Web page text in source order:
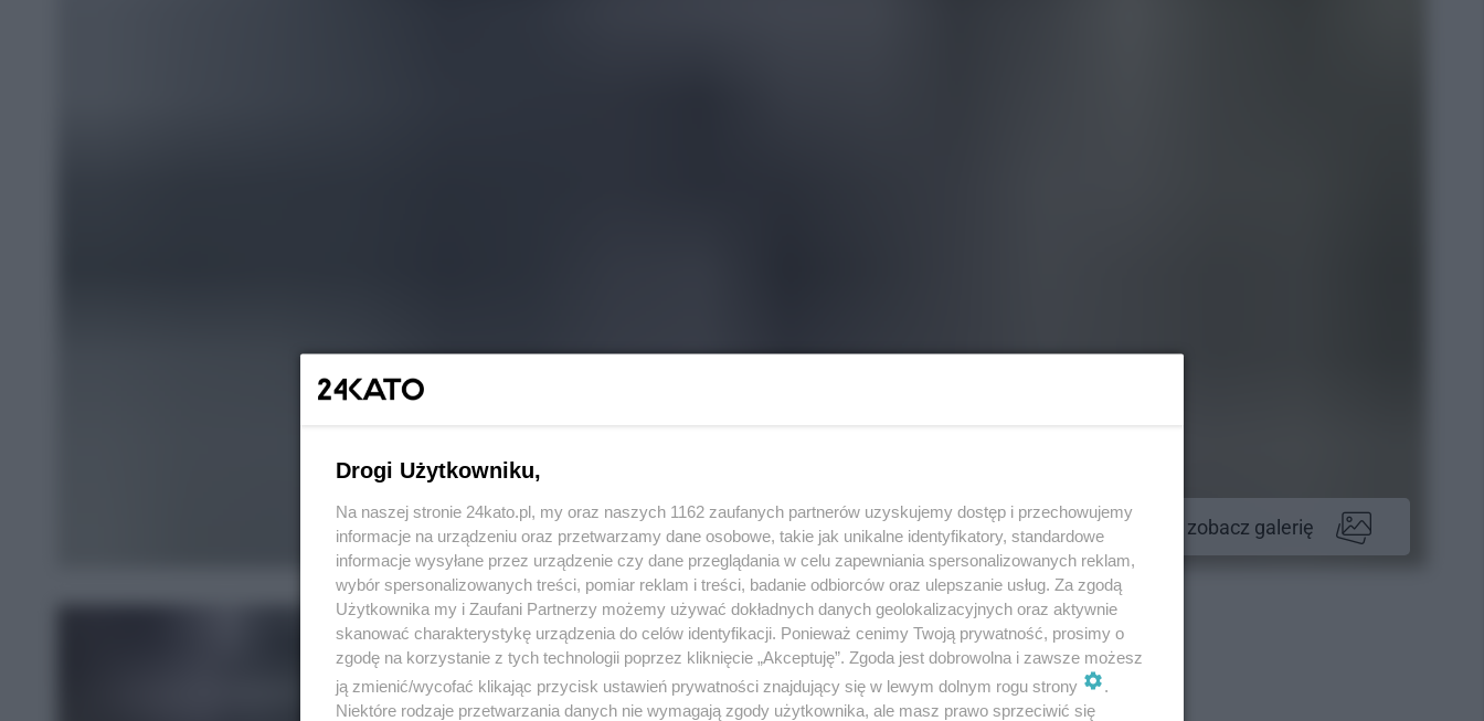
zobacz galerię
Drogi Użytkowniku,
Na naszej stronie 24kato.pl, my oraz naszych 1162 zaufanych partnerów uzyskujemy dostęp i przechowujemy
informacje na urządzeniu oraz przetwarzamy dane osobowe, takie jak unikalne identyfikatory, standardowe
informacje wysyłane przez urządzenie czy dane przeglądania w celu zapewniania spersonalizowanych reklam,
wybór spersonalizowanych treści, pomiar reklam i treści, badanie odbiorców oraz ulepszanie usług. Za zgodą
Użytkownika my i Zaufani Partnerzy możemy używać dokładnych danych geolokalizacyjnych oraz aktywnie
skanować charakterystykę urządzenia do celów identyfikacji. Ponieważ cenimy Twoją prywatność, prosimy o
zgodę na korzystanie z tych technologii poprzez kliknięcie „Akceptuję”. Zgoda jest dobrowolna i zawsze możesz
ją zmienić/wycofać klikając przycisk ustawień prywatności znajdujący się w lewym dolnym rogu strony
Niektóre rodzaje przetwarzania danych nie wymagają zgody użytkownika, ale masz prawo sprzeciwić się